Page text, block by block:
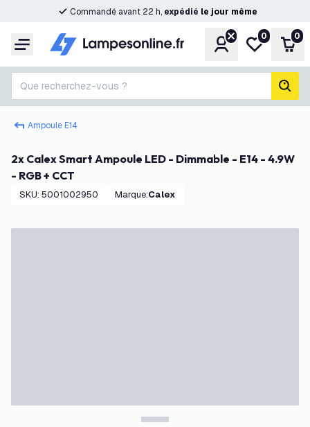
Commandé avant 22 h, expédié le jour même
Menu CompteMa liste de
0 0
Que recherchez-vous ?
Ampoule E14
2x Calex Smart Ampoule LED - Dimmable - E14 - 4.9W
- RGB + CCT
SKU: 5001002950 Marque: Calex